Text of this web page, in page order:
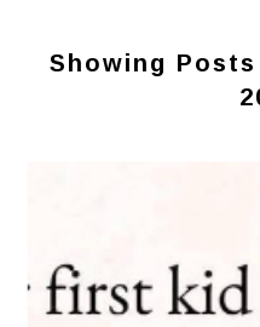
Showing